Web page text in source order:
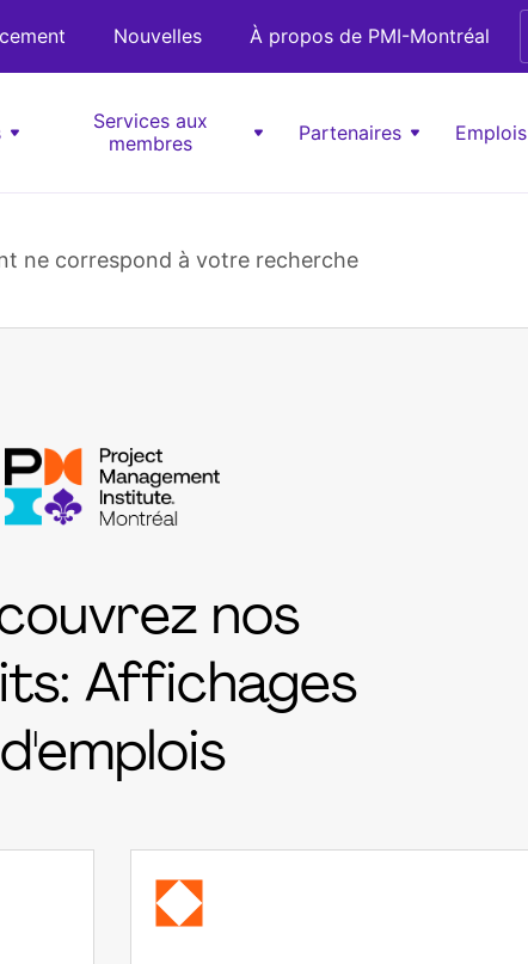
Nouvelles À propos de PMI-Montréal
Services aux
membres
Partenaires Emplois
ne correspond à votre recherche
nos
Affichages
d'emplois